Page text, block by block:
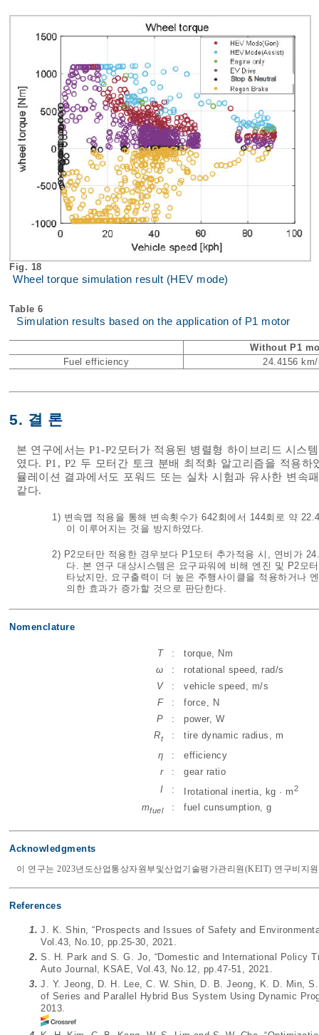
Fig. 18
Wheel torque simulation result (HEV mode)
Table 6
Simulation results based on the application of P1 motor
Without P1
Fuel efficiency
24.4156
5. 결 론
본 연구에서는 P1-P2모터가 적용된 병렬형 하이브리드 시스
였다. P1, P2 두 모터간 토크 분배 최적화 알고리즘을 적용
뮬레이션 결과에서도 포워드 또는 실차 시험과 유사한 변속
같다.
1) 변속맵 적용을 통해 변속횟수가 642회에서 144회로 약
이 이루어지는 것을 방지하였다.
2) P2모터만 적용한 경우보다 P1모터 추가적용 시, 연비가
다. 본 연구 대상시스템은 요구파워에 비해 엔진 및 P2모
타났지만, 요구출력이 더 높은 주행사이클을 적용하거나
의한 효과가 증가할 것으로 판단한다.
Nomenclature
T :
torque, Nm
ω
:
rotational speed, rad/s
V
:
vehicle speed, m/s
F
:
force, N
P
:
power, W
Rt :
tire dynamic radius, m
η
:
efficiency
r
:
gear ratio
I
: Irotational inertia, kg · m2
mfuel : fuel cunsumption, g
Acknowledgments
이 연구는 2023년도산업통상자원부및산업기술평가관리원(KEIT) 연구비지
References
1. J. K. Shin, “Prospects and Issues of Safety and
Vol.43, No.10, pp.25-30, 2021.
2. S. H. Park and S. G. Jo, “Domestic and International Policy
Auto Journal, KSAE, Vol.43, No.12, pp.47-51, 2021.
3. J. Y. Jeong, D. H. Lee, C. W. Shin, D. B. Jeong, K. D. Min,
of Series and Parallel Hybrid Bus System Using Dynamic
2013.